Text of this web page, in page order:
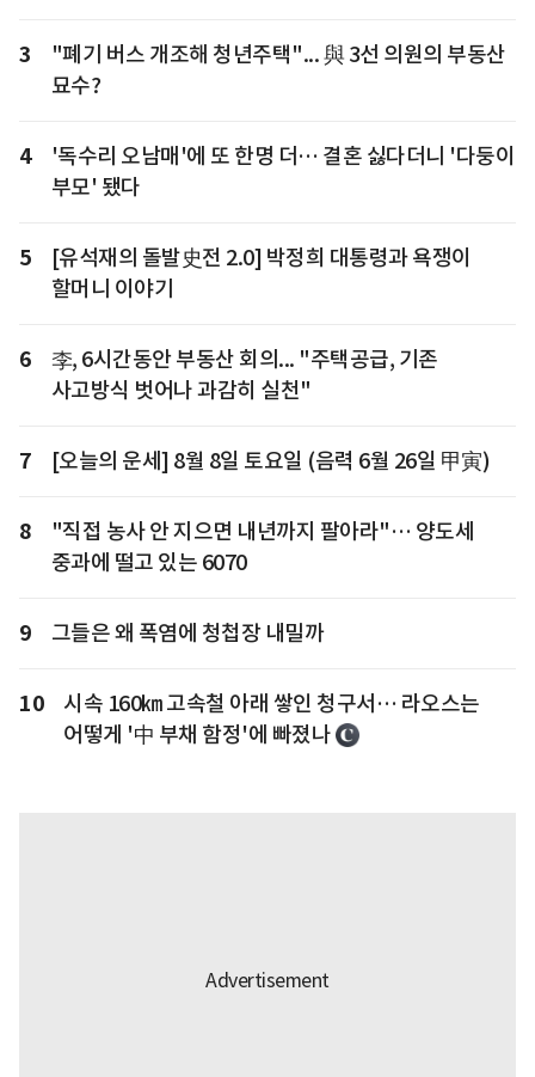
3
"폐기 버스 개조해 청년주택"... 與 3선 의원의 부동산
묘수?
4
'독수리 오남매'에 또 한명 더… 결혼 싫다더니 '다둥이
부모' 됐다
5
[유석재의 돌발史전 2.0] 박정희 대통령과 욕쟁이
할머니 이야기
6
李, 6시간동안 부동산 회의... "주택공급, 기존
사고방식 벗어나 과감히 실천"
7 [오늘의 운세] 8월 8일 토요일 (음력 6월 26일 甲寅)
8
"직접 농사 안 지으면 내년까지 팔아라"… 양도세
중과에 떨고 있는 6070
9 그들은 왜 폭염에 청첩장 내밀까
10
시속 160㎞ 고속철 아래 쌓인 청구서… 라오스는
어떻게 '中 부채 함정'에 빠졌나